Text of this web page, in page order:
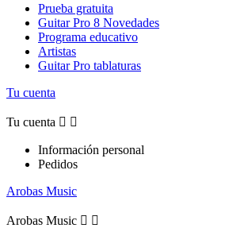
Prueba gratuita
Guitar Pro 8 Novedades
Programa educativo
Artistas
Guitar Pro tablaturas
Tu cuenta
Tu cuenta  
Información personal
Pedidos
Arobas Music
Arobas Music  